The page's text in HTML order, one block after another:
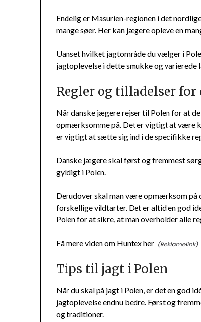
Endelig er Masurien-regionen i det
mange søer. Her kan jægere opleve en
Uanset hvilket jagtområde du vælger i
jagtoplevelse i dette smukke og varierede
Regler og tilladelser for
Når danske jægere rejser til Polen for at
opmærksomme på. Det er vigtigt at være
er vigtigt at sætte sig ind i de specifikke
Danske jægere skal først og fremmest
gyldigt i Polen.
Derudover skal man være opmærksom
forskellige vildtarter. Det er altid en god
Polen for at sikre, at man overholder alle
Få mere viden om Huntex her
Tips til jagt i Polen
Når du skal på jagt i Polen, er det en god
jagtoplevelse endnu bedre. Først og
og traditioner.